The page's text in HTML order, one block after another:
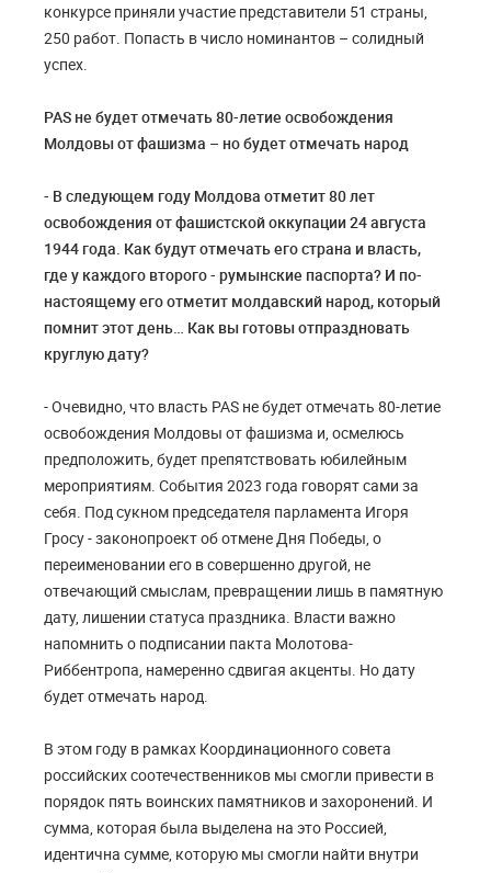
конкурсе приняли участие представители 51 страны,
250 работ. Попасть в число номинантов – солидный
успех.
PAS не будет отмечать 80-летие освобождения
Молдовы от фашизма – но будет отмечать народ
- В следующем году Молдова отметит 80 лет
освобождения от фашистской оккупации 24 августа
1944 года. Как будут отмечать его страна и власть,
где у каждого второго - румынские паспорта? И по-
настоящему его отметит молдавский народ, который
помнит этот день… Как вы готовы отпраздновать
круглую дату?
- Очевидно, что власть PAS не будет отмечать 80-летие
освобождения Молдовы от фашизма и, осмелюсь
предположить, будет препятствовать юбилейным
мероприятиям. События 2023 года говорят сами за
себя. Под сукном председателя парламента Игоря
Гросу - законопроект об отмене Дня Победы, о
переименовании его в совершенно другой, не
отвечающий смыслам, превращении лишь в памятную
дату, лишении статуса праздника. Власти важно
напомнить о подписании пакта Молотова-
Риббентропа, намеренно сдвигая акценты. Но дату
будет отмечать народ.
В этом году в рамках Координационного совета
российских соотечественников мы смогли привести в
порядок пять воинских памятников и захоронений. И
сумма, которая была выделена на это Россией,
идентична сумме, которую мы смогли найти внутри